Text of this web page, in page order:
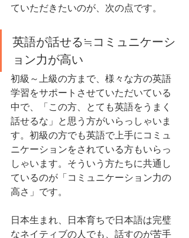
ていただきたいのが、次の点です。
英語が話せる≒コミュニケーシ
ョン力が高い
初級～上級の方まで、様々な方の英語
学習をサポートさせていただいている
中で、「この方、とても英語をうまく
話せるな」と思う方がいらっしゃいま
す。初級の方でも英語で上手にコミュ
ニケーションをされている方もいらっ
しゃいます。そういう方たちに共通し
ているのが「コミュニケーション力の
高さ」です。
日本生まれ、日本育ちで日本語は完璧
なネイティブの人でも、話すのが苦手